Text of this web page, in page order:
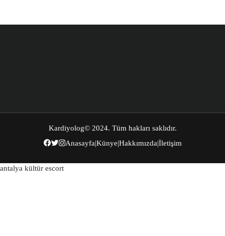
Kardiyolog© 2024. Tüm hakları saklıdır.
Anasayfa|Künye|Hakkımızda|İletişim
antalya kültür escort